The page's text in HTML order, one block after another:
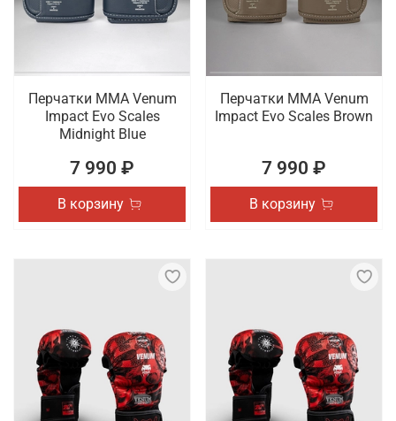
Перчатки ММА Venum
Impact Evo Scales
Midnight Blue
7 990 ₽
В корзину
Перчатки ММА Venum
Impact Evo Scales Brown
7 990 ₽
В корзину